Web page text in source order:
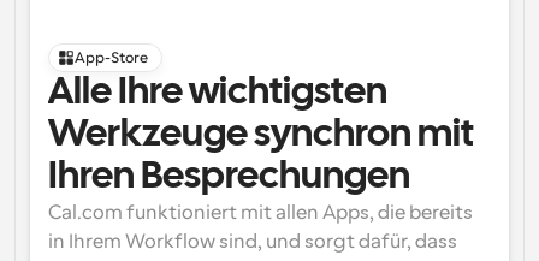
App-Store
Alle Ihre wichtigsten
Werkzeuge synchron mit
Ihren Besprechungen
Cal.com funktioniert mit allen Apps, die bereits
in Ihrem Workflow sind, und sorgt dafür, dass